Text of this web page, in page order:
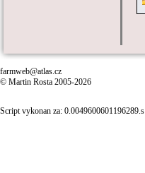
farmweb@atlas.cz
© Martin Rosta 2005-2026
Script vykonan za: 0.0049600601196289.s